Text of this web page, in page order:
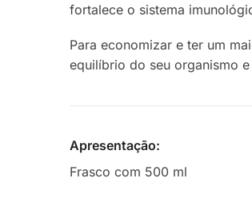
fortalece o sistema
Para economizar e ter um
equilíbrio do seu organismo
Apresentação:
Frasco com 500 ml